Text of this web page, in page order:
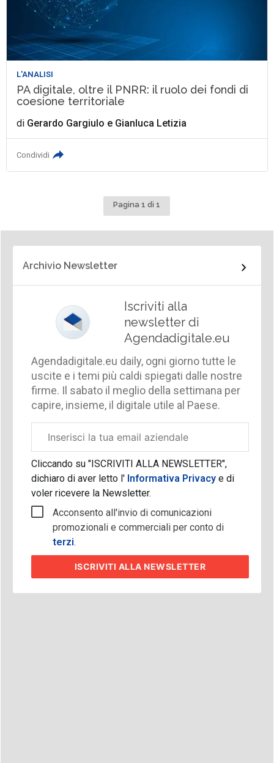
L'ANALISI
PA digitale, oltre il PNRR: il ruolo dei fondi di
coesione territoriale
di Gerardo Gargiulo e Gianluca Letizia
Condividi
Pagina 1 di 1
Archivio Newsletter
Iscriviti alla
newsletter di
Agendadigitale.eu
Agendadigitale.eu daily, ogni giorno tutte le
uscite e i temi più caldi spiegati dalle nostre
firme. Il sabato il meglio della settimana per
capire, insieme, il digitale utile al Paese.
aziendale
Cliccando su "ISCRIVITI ALLA NEWSLETTER",
dichiaro di aver letto l'Informativa Privacy e di
voler ricevere la Newsletter.
Acconsento all'invio di comunicazioni
promozionali e commerciali per conto di
terzi.
ISCRIVITI ALLA NEWSLETTER